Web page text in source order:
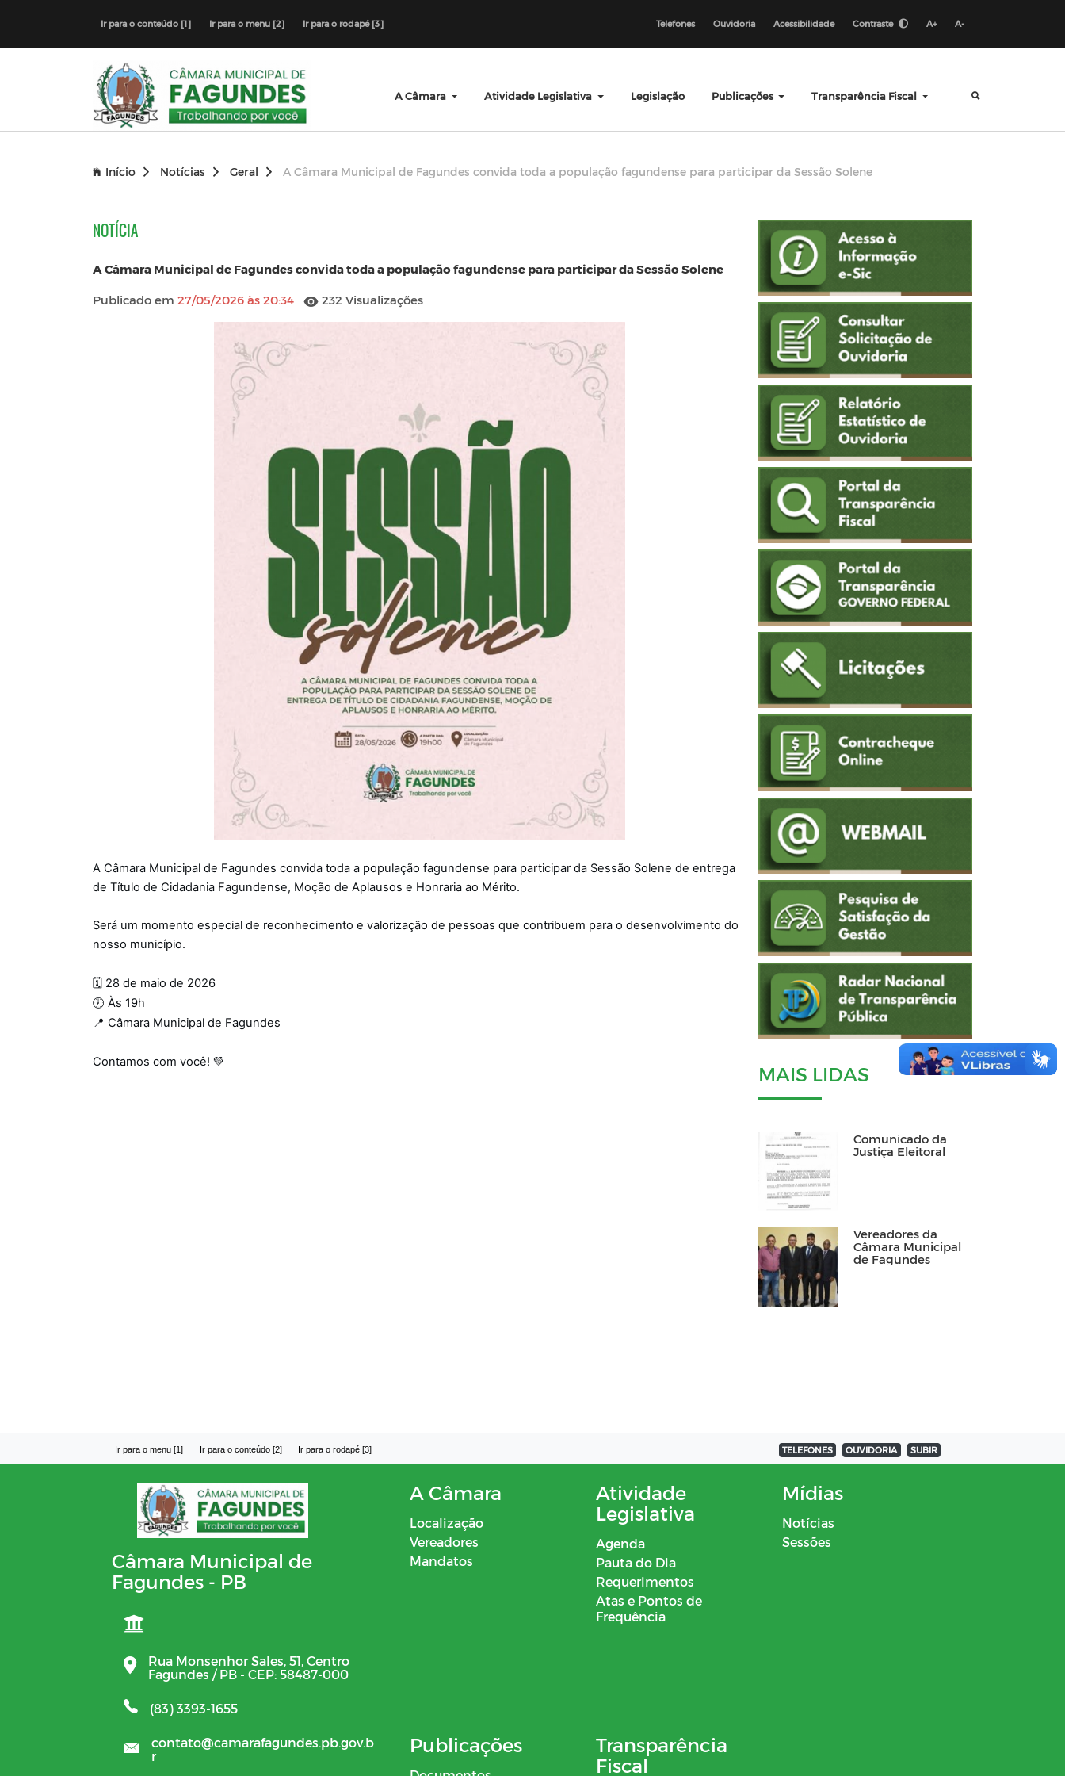
Ir para o conteúdo [1] Ir para o menu [2] Ir para o rodapé [3] Telefones Ouvidoria Acessibilidade Contraste A+ A-
A Câmara Atividade Legislativa Legislação Publicações Transparência Fiscal
Início Notícias Geral A Câmara Municipal de Fagundes convida toda a população fagundense para participar da Sessão Solene
NOTÍCIA
A Câmara Municipal de Fagundes convida toda a população fagundense para participar da Sessão Solene
Publicado em 27/05/2026 às 20:34 232 Visualizações
A Câmara Municipal de Fagundes convida toda a população fagundense para participar da Sessão Solene de entrega
de Título de Cidadania Fagundense, Moção de Aplausos e Honraria ao Mérito.
Será um momento especial de reconhecimento e valorização de pessoas que contribuem para o desenvolvimento do
nosso município.
🗓️ 28 de maio de 2026
🕖 Às 19h
📍 Câmara Municipal de Fagundes
Contamos com você! 💚
MAIS LIDAS
Comunicado da
Justiça Eleitoral
Vereadores da
Câmara Municipal
de Fagundes
Ir para o menu [1] Ir para o conteúdo [2] Ir para o rodapé [3] TELEFONES OUVIDORIA SUBIR
Câmara Municipal de
Fagundes - PB
Rua Monsenhor Sales, 51, Centro
Fagundes / PB - CEP: 58487-000
(83) 3393-1655
contato@camarafagundes.pb.gov.b
r
A Câmara
Localização
Vereadores
Mandatos
Atividade
Legislativa
Agenda
Pauta do Dia
Requerimentos
Atas e Pontos de
Frequência
Mídias
Notícias
Sessões
Publicações
Transparência
Fiscal